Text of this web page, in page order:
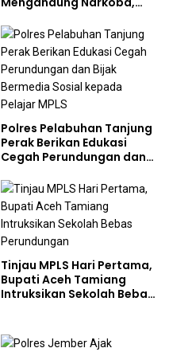
Kalangan Remaja
Polres Pelabuhan Tanjung
Perak Berikan Edukasi
Cegah Perundungan dan
kepada Pelajar MPLS
Tinjau MPLS Hari Pertama,
Bupati Aceh Tamiang
Intruksikan Sekolah Bebas